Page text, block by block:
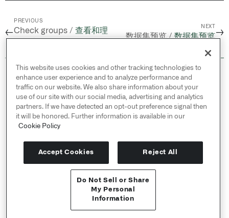
Send feedback
←
PREVIOUS
Check groups / 查看和理
NEXT
数据集预览 /数据集预览→
© 2026 Palantir Technologies Inc. All rights
reserved.
Cookies Statement ↗
Privacy Statement ↗
Terms of Use ↗
Do Not Sell or Share My Personal Information
This website uses cookies and other tracking technologies to
enhance user experience and to analyze performance and
traffic on our website. We also share information about your
use of our site with our social media, advertising and analytics
partners. If we have detected an opt-out preference signal then
it will be honored. Further information is available in our
Cookie Policy
Accept Cookies Reject All
Do Not Sell or Share
My Personal
Information